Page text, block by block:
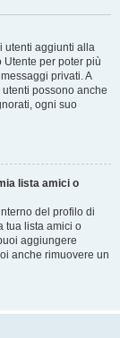
utenti aggiunti alla
per poter più
privati. A
possono anche
ogni suo
lista amici o
del profilo di
tua lista amici o
aggiungere
anche rimuovere un